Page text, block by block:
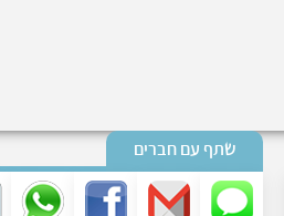
שתף עם חברים